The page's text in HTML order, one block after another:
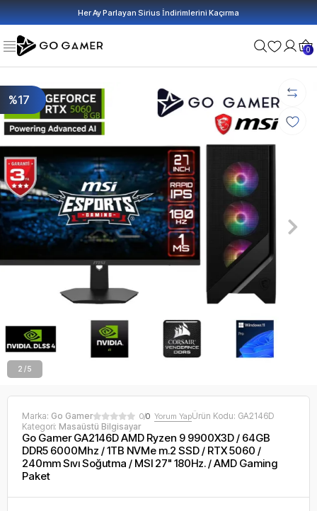
Her Ay Parlayan Sirius İndirimlerini Kaçırma
0
%17
2 / 5
Marka: Go Gamer 0/0 Yorum YapÜrün Kodu: GA2146D
Kategori: Masaüstü Bilgisayar
Go Gamer GA2146D AMD Ryzen 9 9900X3D / 64GB
DDR5 6000Mhz / 1TB NVMe m.2 SSD / RTX 5060 /
240mm Sıvı Soğutma / MSI 27" 180Hz. / AMD Gaming
Paket